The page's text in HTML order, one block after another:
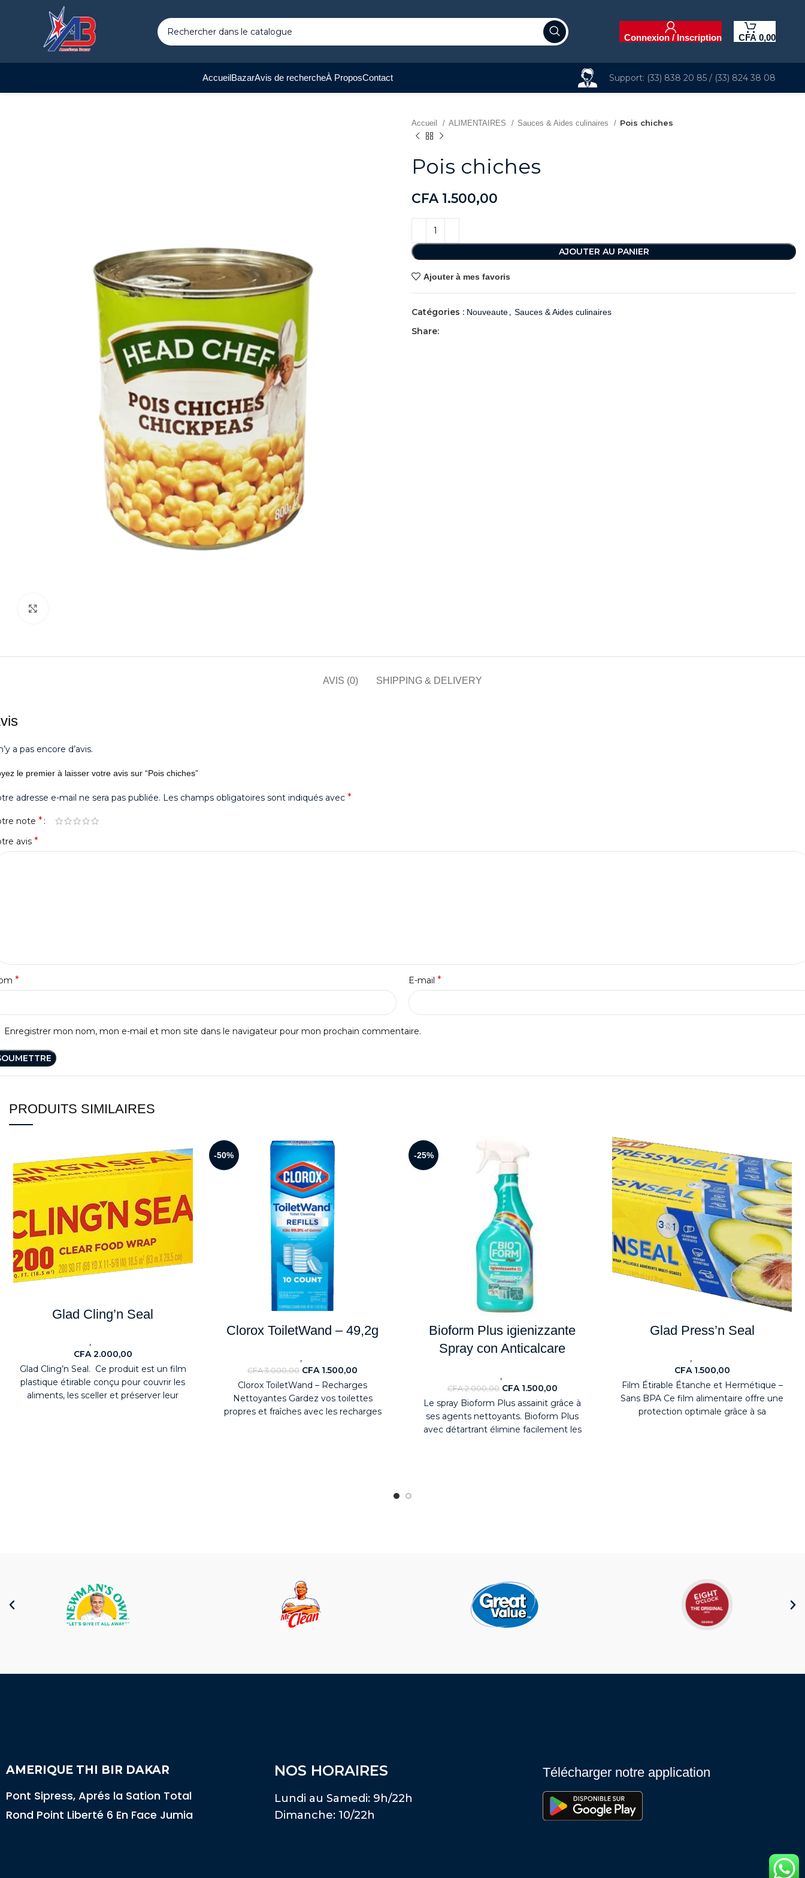
Connexion / Inscription CFA 0,00
AccueilBazarAvis de rechercheÀ ProposContact Support: (33) 838 20 85 / (33) 824 38 08
Accueil ALIMENTAIRES Sauces & Aides culinaires Pois chiches
Pois chiches
CFA 1.500,00
AJOUTER AU PANIER
Ajouter à mes favoris
Catégories : Nouveaute, Sauces & Aides culinaires
Share:
AVIS (0) SHIPPING & DELIVERY
a pas encore d’avis.
le premier à laisser votre avis sur “Pois chiches”
adresse e-mail ne sera pas publiée. Les champs obligatoires sont indiqués avec *
note *
avis *
* E-mail *
Enregistrer mon nom, mon e-mail et mon site dans le navigateur pour mon prochain commentaire.
PRODUITS SIMILAIRES
Glad Cling’n Seal
,
CFA2.000,00
Glad Cling’n Seal. Ce produit est un film
plastique étirable conçu pour couvrir les
aliments, les sceller et préserver leur
-50%
Clorox ToiletWand – 49,2g
,
CFA3.000,00 CFA1.500,00
Clorox ToiletWand – Recharges
Nettoyantes Gardez vos toilettes
propres et fraîches avec les recharges
-25%
Bioform Plus igienizzante
Spray con Anticalcare
,
CFA2.000,00 CFA1.500,00
Le spray Bioform Plus assainit grâce à
ses agents nettoyants. Bioform Plus
avec détartrant élimine facilement les
Glad Press’n Seal
,
CFA1.500,00
Film Étirable Étanche et Hermétique –
Sans BPA Ce film alimentaire offre une
protection optimale grâce à sa
AMERIQUE THI BIR DAKAR
Pont Sipress, Aprés la Sation Total
Rond Point Liberté 6 En Face Jumia
NOS HORAIRES
Lundi au Samedi: 9h/22h
Dimanche: 10/22h
Télécharger notre application